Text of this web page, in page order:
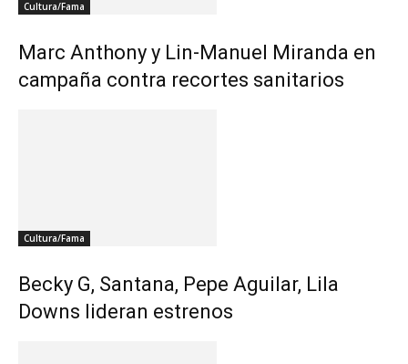
Cultura/Fama
Marc Anthony y Lin-Manuel Miranda en
campaña contra recortes sanitarios
Cultura/Fama
Becky G, Santana, Pepe Aguilar, Lila
Downs lideran estrenos